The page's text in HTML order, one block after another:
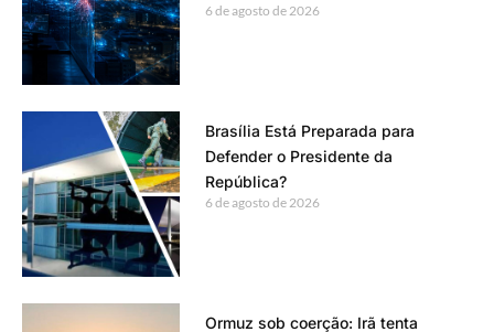
6 de agosto de 2026
Brasília Está Preparada para
Defender o Presidente da
República?
6 de agosto de 2026
Ormuz sob coerção: Irã tenta